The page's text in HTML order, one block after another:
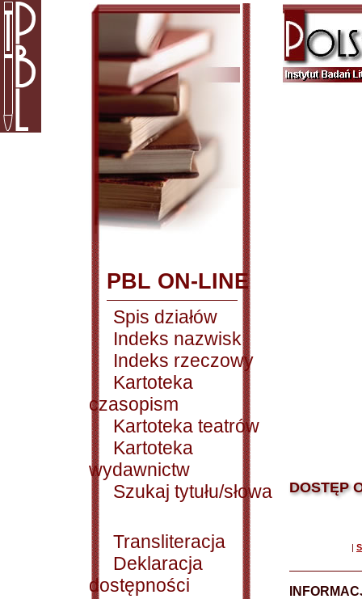
PBL ON-LINE
Spis działów
Indeks nazwisk
Indeks rzeczowy
Kartoteka
czasopism
Kartoteka teatrów
Kartoteka
wydawnictw
Szukaj tytułu/słowa
Transliteracja
Deklaracja
dostępności
DOSTĘP
|